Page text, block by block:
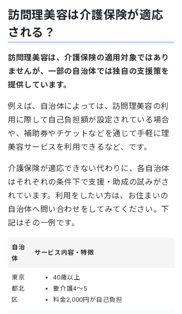
訪問理美容は介護保険が適応
される？
訪問理美容は、介護保険の適用対象ではあり
ませんが、一部の自治体では独自の支援策を
提供しています。
例えば、自治体によっては、訪問理美容の利
用に際して自己負担額が設定されている場合
や、補助券やチケットなどを通じて手軽に理
美容サービスを利用できるなど、です。
介護保険が適応できない代わりに、各自治体
はそれぞれの条件下で支援・助成の試みがさ
れています。利用をしたい方は、お住まいの
自治体へ問い合わせをしてみてください。下
記はその一例です。
自治
体
サービス内容・特徴
東京
都北
区
40歳以上
要介護4〜5
料金2,000円が自己負担